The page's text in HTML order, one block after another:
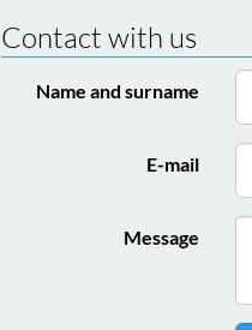
Contact with us
Name and surname
E-mail
Message